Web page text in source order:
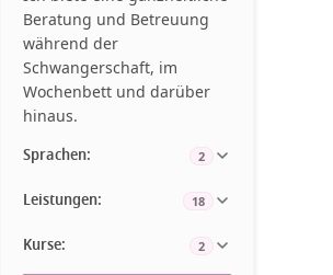
Beratung und Betreuung
während der
Schwangerschaft, im
Wochenbett und darüber
hinaus.
Sprachen: 2
Leistungen: 18
Kurse: 2